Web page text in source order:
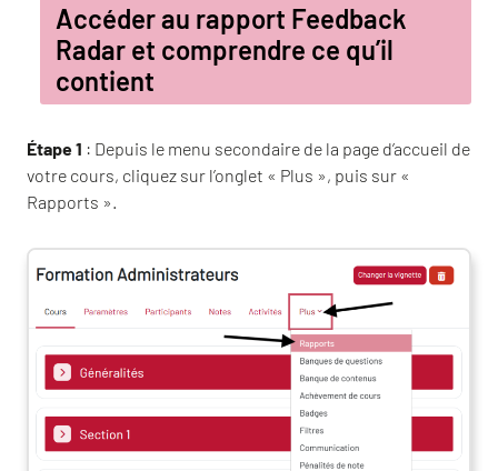
Accéder au rapport Feedback
Radar et comprendre ce qu’il
contient
Étape 1 : Depuis le menu secondaire de la page d’accueil de
votre cours, cliquez sur l’onglet « Plus », puis sur «
Rapports ».